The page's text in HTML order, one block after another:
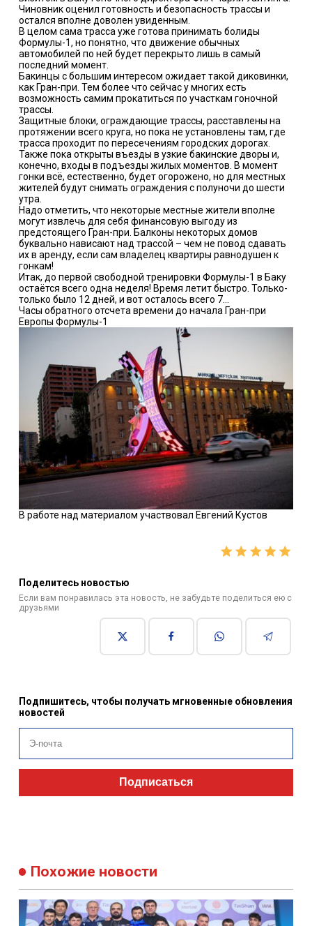
Чиновник оценил готовность и безопасность трассы и
остался вполне доволен увиденным.
В целом сама трасса уже готова принимать болиды
Формулы-1, но понятно, что движение обычных
автомобилей по ней будет перекрыто лишь в самый
последний момент.
Бакинцы с большим интересом ожидает такой диковинки,
как Гран-при. Тем более что сейчас у многих есть
возможность самим прокатиться по участкам гоночной
трассы.
Защитные блоки, ограждающие трассы, расставлены на
протяжении всего круга, но пока не установлены там, где
трасса проходит по пересечениям городских дорогах.
Также пока открыты въезды в узкие бакинские дворы и,
конечно, входы в подъезды жилых моментов. В момент
гонки всё, естественно, будет огорожено, но для местных
жителей будут снимать ограждения с полуночи до шести
утра.
Надо отметить, что некоторые местные жители вполне
могут извлечь для себя финансовую выгоду из
предстоящего Гран-при. Балконы некоторых домов
буквально нависают над трассой – чем не повод сдавать
их в аренду, если сам владелец квартиры равнодушен к
гонкам!
Итак, до первой свободной тренировки Формулы-1 в Баку
остаётся всего одна неделя! Время летит быстро. Только-
только было 12 дней, и вот осталось всего 7…
Часы обратного отсчета времени до начала Гран-при
Европы Формулы-1
В работе над материалом участвовал Евгений Кустов
Поделитесь новостью
Если вам понравилась эта новость, не забудьте поделиться ею с
друзьями
Подпишитесь, чтобы получать мгновенные обновления
новостей
Подписаться
Похожие новости